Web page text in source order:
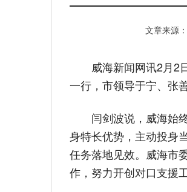
文章来源
威海新闻网讯2月2
一行，市领导于宁、张
闫剑波说，威海始
身特长优势，主动投身
任务落地见效。威海市
作，努力开创对口支援